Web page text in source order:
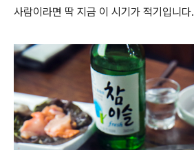
사람이라면 딱 지금 이 시기가 적기입니다.